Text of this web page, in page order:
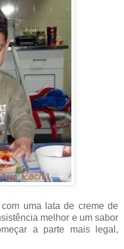
uma lata de creme de
melhor e um sabor
a parte mais legal,